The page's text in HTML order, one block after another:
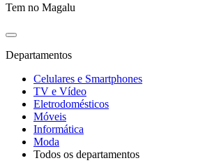
Tem no Magalu
Departamentos
Celulares e Smartphones
TV e Vídeo
Eletrodomésticos
Móveis
Informática
Moda
Todos os departamentos